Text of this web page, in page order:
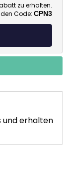
zu erhalten.
Code: CPN3
und erhalten